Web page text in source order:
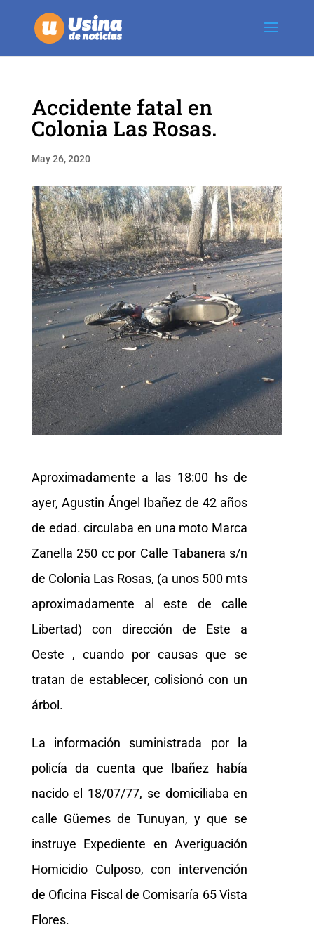
Accidente fatal en
Colonia Las Rosas.
May 26, 2020
Aproximadamente a las 18:00 hs de
ayer, Agustin Ángel Ibañez de 42 años
de edad. circulaba en una moto Marca
Zanella 250 cc por Calle Tabanera s/n
de Colonia Las Rosas, (a unos 500 mts
aproximadamente al este de calle
Libertad) con dirección de Este a
Oeste , cuando por causas que se
tratan de establecer, colisionó con un
árbol.
La información suministrada por la
policía da cuenta que Ibañez había
nacido el 18/07/77, se domiciliaba en
calle Güemes de Tunuyan, y que se
instruye Expediente en Averiguación
Homicidio Culposo, con intervención
de Oficina Fiscal de Comisaría 65 Vista
Flores.